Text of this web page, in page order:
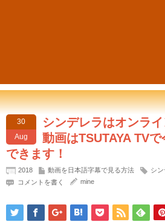
30
Aug
シンデレラはオンラ
動画はTSUTAYA TV
できます！
2018 動画を日本語字幕で見る方法
シ
コメントを書く
mine